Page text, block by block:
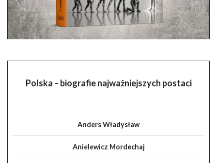
Polska – biografie najważniejszych postaci
Anders Władysław
Anielewicz Mordechaj